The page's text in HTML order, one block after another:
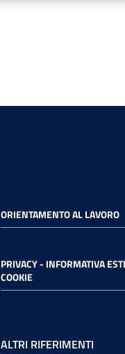
ORIENTAMENTO AL LAVORO
PRIVACY - INFORMATIVA
COOKIE
ALTRI RIFERIMENTI